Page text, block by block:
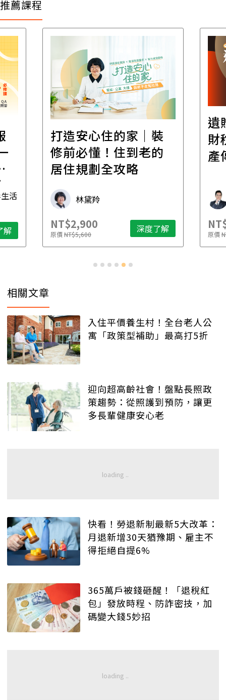
推薦課程
活
解
打造安心住的家｜裝
修前必懂！住到老的
居住規劃全攻略
林黛羚
NT$2,900
原價NT$5,600 深度了解
遺
財
產
原價
相關文章
入住平價養生村！全台老人公
寓「政策型補助」最高打5折
迎向超高齡社會！盤點長照政
策趨勢：從照護到預防，讓更
多長輩健康安心老
快看！勞退新制最新5大改革：
月退新增30天猶豫期、雇主不
得拒絕自提6%
365萬戶被錢砸醒！「退稅紅
包」發放時程、防詐密技，加
碼變大錢5妙招